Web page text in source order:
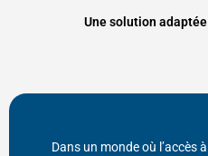
Une solution
Dans un monde où l’accès